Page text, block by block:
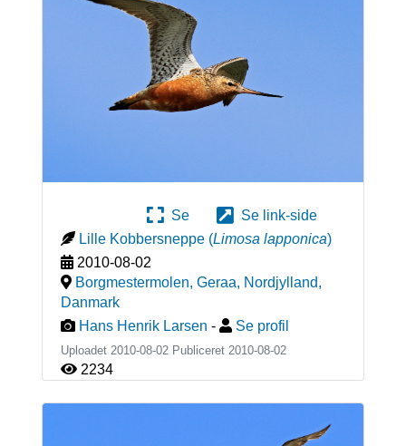
Se
Se link-side
Lille Kobbersneppe (Limosa lapponica)
2010-08-02
Borgmestermolen, Geraa, Nordjylland,
Danmark
Hans Henrik Larsen - Se profil
Uploadet 2010-08-02 Publiceret 2010-08-02
2234